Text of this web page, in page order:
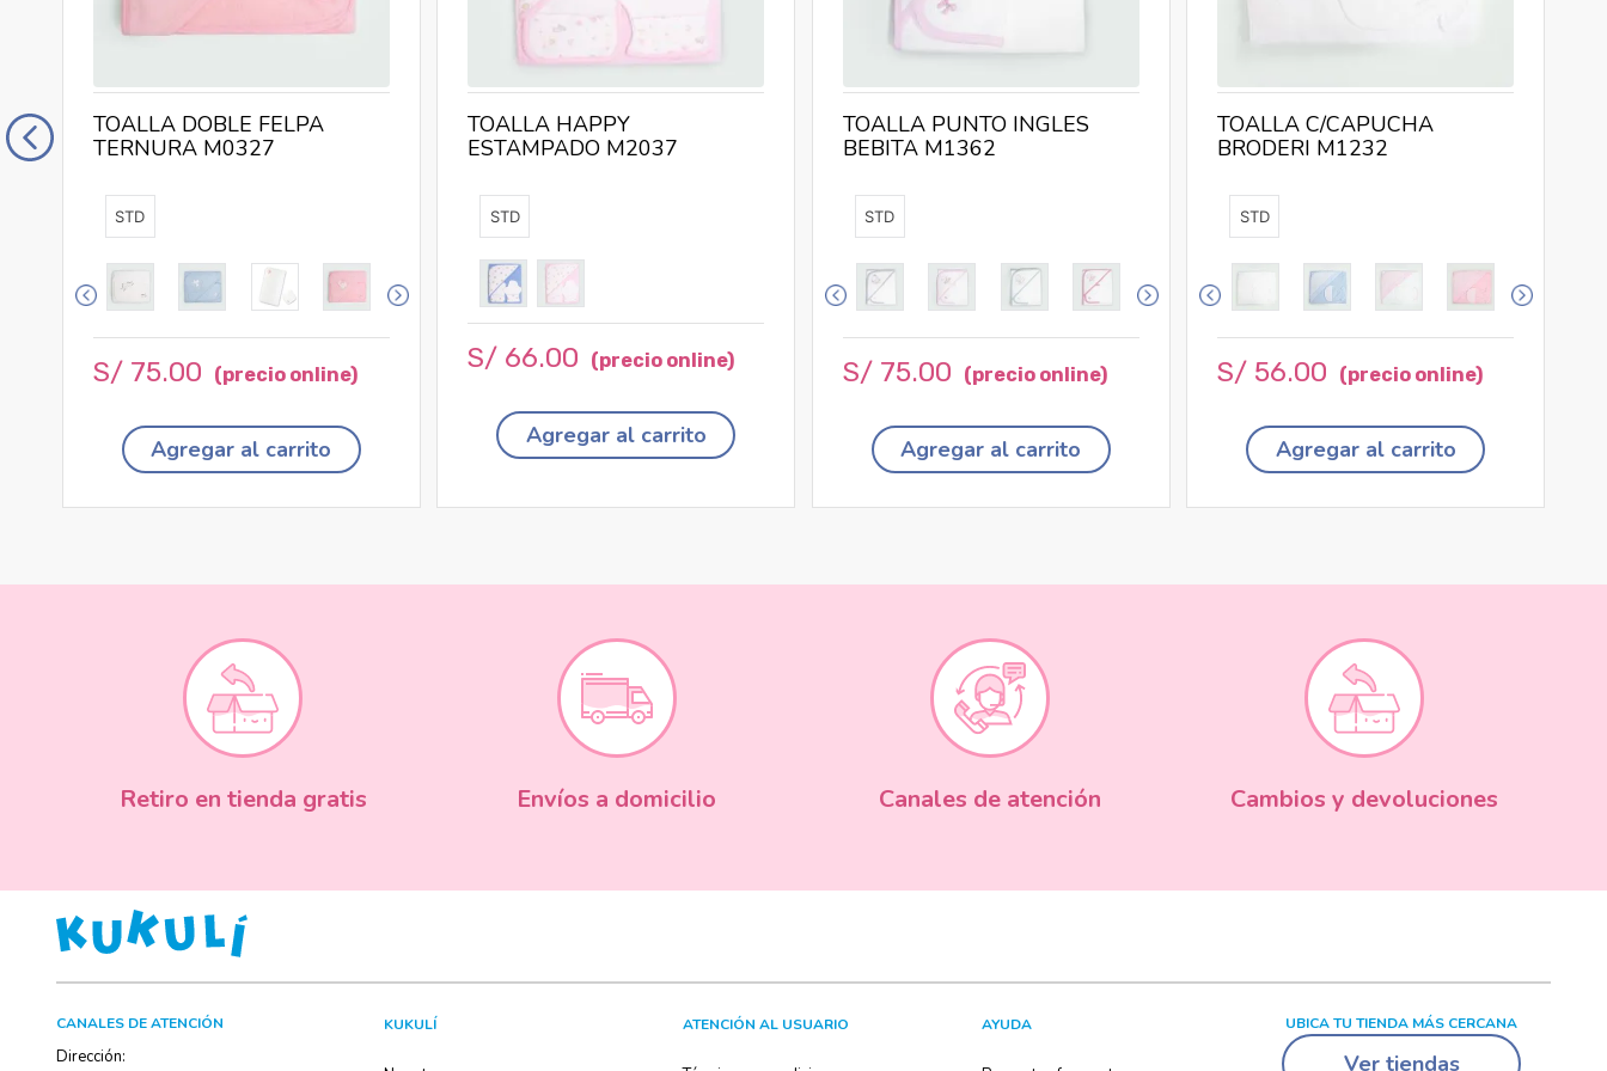
STD
TOALLA DOBLE FELPA
TERNURA M0327
S/ 75.00
Agregar al carrito
STD
TOALLA HAPPY
ESTAMPADO M2037
S/ 66.00
Agregar al carrito
STD
TOALLA PUNTO INGLES
BEBITA M1362
S/ 75.00
Agregar al carrito
STD
TOALLA C/CAPUCHA
BRODERI M1232
S/ 56.00
Agregar al carrito
Retiro en tienda gratis Envíos a domicilio Canales de atención Cambios y devoluciones
CANALES DE ATENCIÓN
Dirección:
KUKULÍ ATENCIÓN AL USUARIO AYUDA UBICA TU TIENDA MÁS CERCANA
Ver tiendas